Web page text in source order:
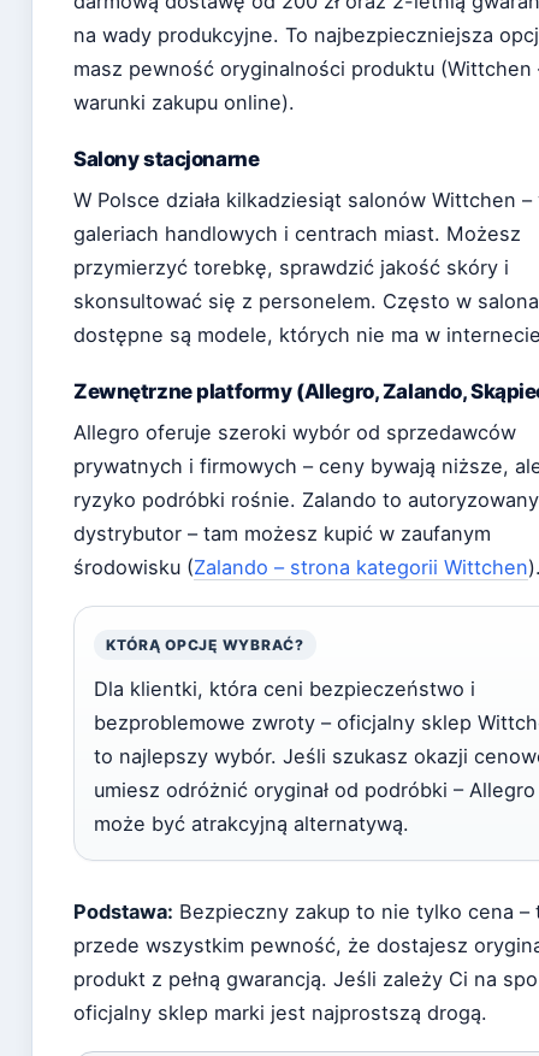
na wady produkcyjne. To najbezpieczniejsza
masz pewność oryginalności produktu (Wittchen
warunki zakupu online).
Salony stacjonarne
W Polsce działa kilkadziesiąt salonów Wittchen –
galeriach handlowych i centrach miast. Możesz
przymierzyć torebkę, sprawdzić jakość skóry i
skonsultować się z personelem. Często w
dostępne są modele, których nie ma w
Zewnętrzne platformy (Allegro, Zalando,
Allegro oferuje szeroki wybór od sprzedawców
prywatnych i firmowych – ceny bywają niższe,
ryzyko podróbki rośnie. Zalando to autoryzowany
dystrybutor – tam możesz kupić w zaufanym
środowisku (Zalando – strona kategorii Wittchen
KTÓRĄ OPCJĘ WYBRAĆ?
Dla klientki, która ceni bezpieczeństwo i
bezproblemowe zwroty – oficjalny sklep
to najlepszy wybór. Jeśli szukasz okazji
umiesz odróżnić oryginał od podróbki – Allegro
może być atrakcyjną alternatywą.
Podstawa: Bezpieczny zakup to nie tylko cena –
przede wszystkim pewność, że dostajesz
produkt z pełną gwarancją. Jeśli zależy Ci na
oficjalny sklep marki jest najprostszą drogą.